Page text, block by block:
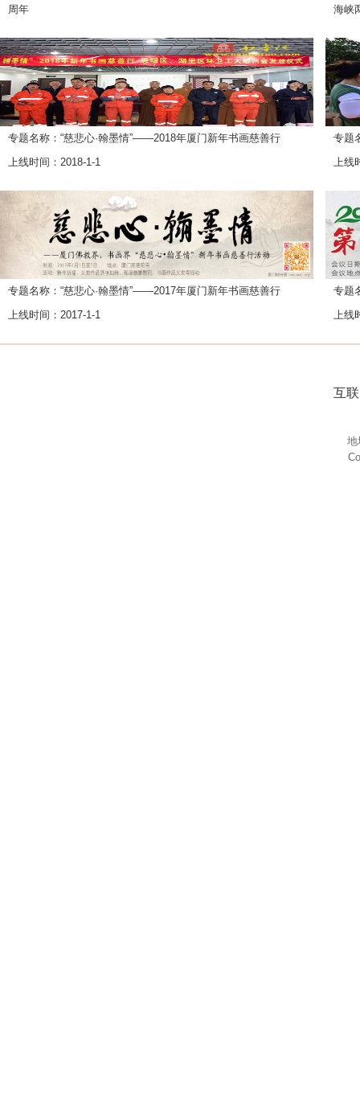
周年
海峡
专题名称：“慈悲心·翰墨情”——2018年厦门新年书画慈善行
上线时间：2018-1-1
专题
上线
专题名称：“慈悲心·翰墨情”——2017年厦门新年书画慈善行
上线时间：2017-1-1
专题
上线
互
地